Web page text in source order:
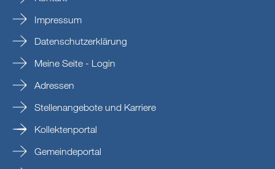
Impressum
Datenschutzerklärung
Meine Seite - Login
Adressen
Stellenangebote und Karriere
Kollektenportal
Gemeindeportal